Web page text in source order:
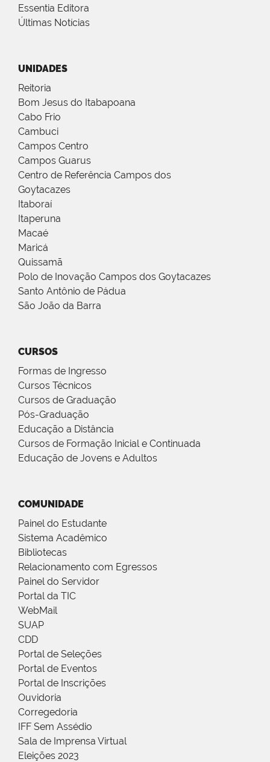
Essentia Editora
Últimas Notícias
UNIDADES
Reitoria
Bom Jesus do Itabapoana
Cabo Frio
Cambuci
Campos Centro
Campos Guarus
Centro de Referência Campos dos
Goytacazes
Itaboraí
Itaperuna
Macaé
Maricá
Quissamã
Polo de Inovação Campos dos Goytacazes
Santo Antônio de Pádua
São João da Barra
CURSOS
Formas de Ingresso
Cursos Técnicos
Cursos de Graduação
Pós-Graduação
Educação a Distância
Cursos de Formação Inicial e Continuada
Educação de Jovens e Adultos
COMUNIDADE
Painel do Estudante
Sistema Acadêmico
Bibliotecas
Relacionamento com Egressos
Painel do Servidor
Portal da TIC
WebMail
SUAP
CDD
Portal de Seleções
Portal de Eventos
Portal de Inscrições
Ouvidoria
Corregedoria
IFF Sem Assédio
Sala de Imprensa Virtual
Eleições 2023